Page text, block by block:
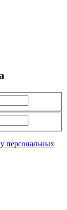
персональных